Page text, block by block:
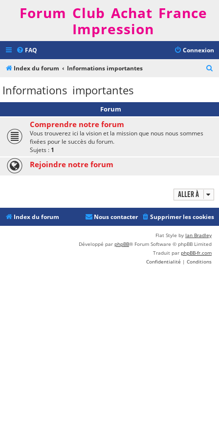
Forum Club Achat France
Impression
FAQ Connexion
Index du forum Informations importantes
e
Informations importantes
Forum
Comprendre notre forum
Vous trouverez ici la vision et la mission que nous nous sommes
fixées pour le succès du forum.
Sujets : 1
Rejoindre notre forum
Aller à
Index du forum Supprimer les cookies
Nous contacter
Flat Style by Ian Bradley
Développé par phpBB® Forum Software © phpBB Limited
Traduit par phpBB-fr.com
Confidentialité | Conditions